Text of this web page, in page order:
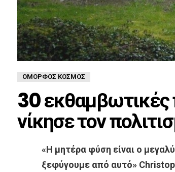
ΌΜΟΡΦΟΣ ΚΌΣΜΟΣ
30 εκθαμβωτικές
νίκησε τον
«Η μητέρα φύση είναι ο
ξεφύγουμε από αυτό»